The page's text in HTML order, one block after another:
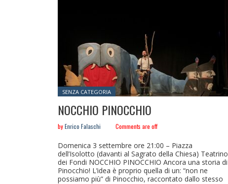
Posted in:
SENZA CATEGORIA
NOCCHIO PINOCCHIO
byEnrico Falaschi Comments are off
Domenica 3 settembre ore 21:00 – Piazza
dell’Isolotto (davanti al Sagrato della Chiesa) Teatrino
dei Fondi NOCCHIO PINOCCHIO Ancora una storia di
Pinocchio! L’idea è proprio quella di un: “non ne
possiamo più” di Pinocchio, raccontato dallo stesso